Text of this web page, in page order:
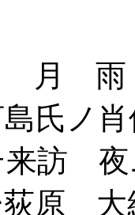
月 雨
氏ノ
来訪
原 大